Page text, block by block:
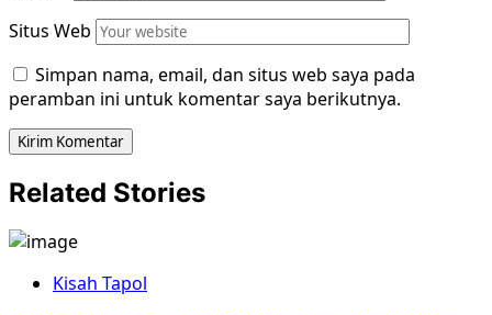
Situs Web
Simpan nama, email, dan situs web saya pada
peramban ini untuk komentar saya berikutnya.
Related Stories
Kisah Tapol